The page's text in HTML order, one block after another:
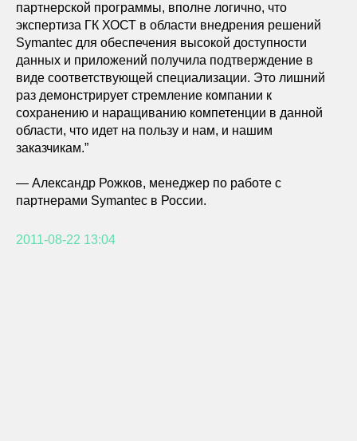
партнерской программы, вполне логично, что
экспертиза ГК ХОСТ в области внедрения решений
Symantec для обеспечения высокой доступности
данных и приложений получила подтверждение в
виде соответствующей специализации. Это лишний
раз демонстрирует стремление компании к
сохранению и наращиванию компетенции в данной
области, что идет на пользу и нам, и нашим
заказчикам.”
— Александр Рожков, менеджер по работе с
партнерами Symantec в России.
2011-08-22 13:04